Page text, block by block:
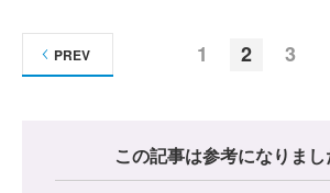
1 2 3
PREV
この記事は参考になりまし